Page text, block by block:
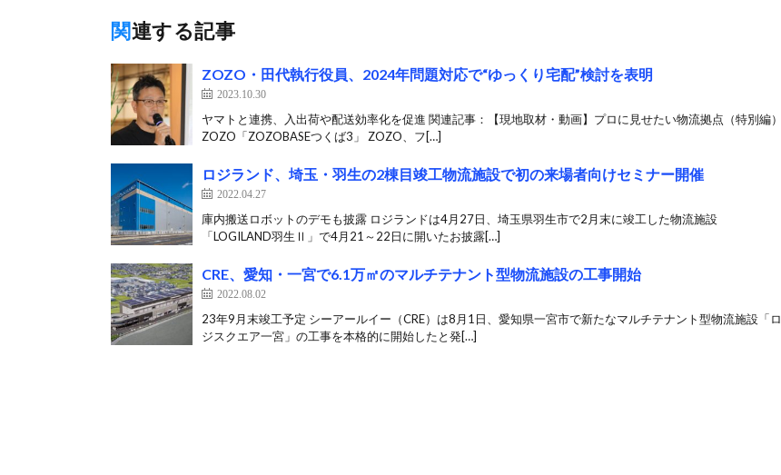
関連する記事
ZOZO・田代執行役員、2024年問題対応で“ゆっくり宅配”検討を表明
2023.10.30
ヤマトと連携、入出荷や配送効率化を促進 関連記事：【現地取材・動画】プロに見せたい物流拠点（特別編）
ZOZO「ZOZOBASEつくば3」 ZOZO、フ[…]
ロジランド、埼玉・羽生の2棟目竣工物流施設で初の来場者向けセミナー開催
2022.04.27
庫内搬送ロボットのデモも披露 ロジランドは4月27日、埼玉県羽生市で2月末に竣工した物流施設
「LOGILAND羽生Ⅱ」で4月21～22日に開いたお披露[…]
CRE、愛知・一宮で6.1万㎡のマルチテナント型物流施設の工事開始
2022.08.02
23年9月末竣工予定 シーアールイー（CRE）は8月1日、愛知県一宮市で新たなマルチテナント型物流施設「ロ
ジスクエア一宮」の工事を本格的に開始したと発[…]